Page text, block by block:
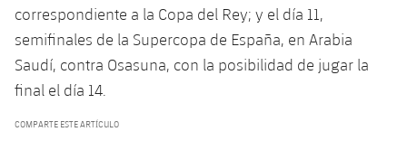
Jugadores
Historia
Clasificaciones
Juvenil
Infantil
Atletismo
plusicon
más
Masculino
Baloncesto en silla de ruedas
plusicon
más
Actualidad
Hockey sobre hielo
correspondiente a la Copa del Rey; y el día 11,
semifinales de la Supercopa de España, en Arabia
Saudí, contra Osasuna, con la posibilidad de jugar la
final el día 14.
COMPARTE ESTE ARTÍCULO